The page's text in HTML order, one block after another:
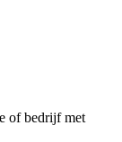
of bedrijf met